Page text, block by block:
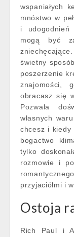
wspaniałych
mnóstwo w
i
mogą być
świetny
poszerzenie
znajomości,
obracasz się
Pozwala
własnych
chcesz i kiedy
bogactwo
tylko
rozmowie i
przyjaciółmi i
Ostoja
Rich Paul i